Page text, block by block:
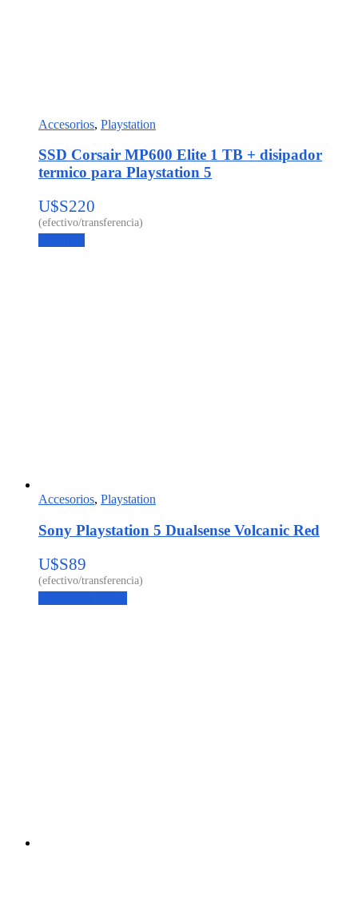
Accesorios, Playstation
SSD Corsair MP600 Elite 1 TB + disipador
termico para Playstation 5
U$S220
Accesorios, Playstation
Sony Playstation 5 Dualsense Volcanic Red
U$S89